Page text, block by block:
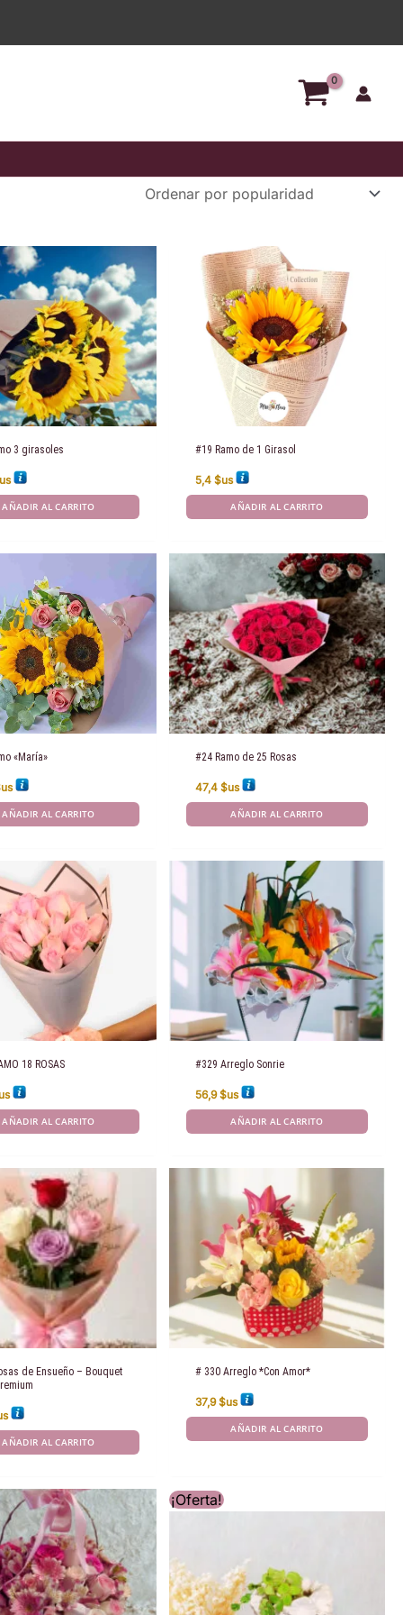
3 girasoles
AÑADIR AL CARRITO
#19 Ramo de 1 Girasol
5,4$us
AÑADIR AL CARRITO
«María»
AÑADIR AL CARRITO
#24 Ramo de 25 Rosas
47,4$us
AÑADIR AL CARRITO
18 ROSAS
AÑADIR AL CARRITO
#329 Arreglo Sonrie
56,9$us
AÑADIR AL CARRITO
de Ensueño – Bouquet
AÑADIR AL CARRITO
# 330 Arreglo *Con Amor*
37,9$us
AÑADIR AL CARRITO
¡Oferta!